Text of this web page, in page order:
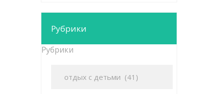
Рубрики
Рубрики